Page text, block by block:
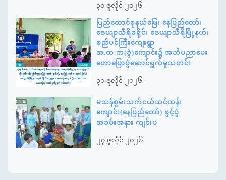
၃၀ ဇူလိုင် ၂၀၂၆
ပြည်ထောင်စုနယ်မြေ၊ နေပြည်တော်၊
ဇေယျာသီရိခရိုင်၊ ဇေယျာသီရိမြို့နယ်၊
စည်ပင်ကြီးကျေးရွာ
အ.ထ.က(ခွဲ)ကျောင်း၌ အသိပညာပေး
ဟောပြောပွဲဆောင်ရွက်မှုသတင်း
၃၀ ဇူလိုင် ၂၀၂၆
မသန်စွမ်းသက်ငယ်သင်တန်း
ကျောင်း(နေပြည်တော်) ဖွင့်ပွဲ
အခမ်းအနား ကျင်းပ
၂၇ ဇူလိုင် ၂၀၂၆